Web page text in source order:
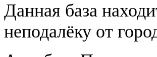
Данная база
неподалёку от